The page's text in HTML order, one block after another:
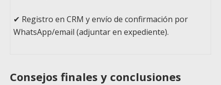
✔ Registro en CRM y envío de confirmación por
WhatsApp/email (adjuntar en expediente).
Consejos finales y conclusiones